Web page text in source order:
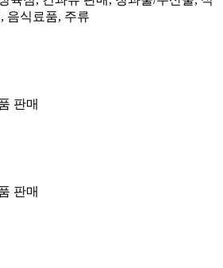
음식료품, 주류
판매
판매